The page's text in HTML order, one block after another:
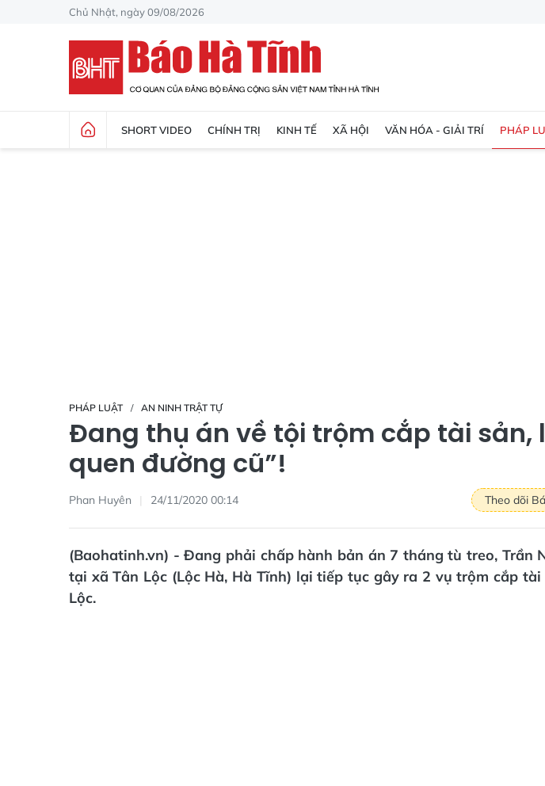
Chủ Nhật, ngày 09/08/2026
SHORT VIDEO CHÍNH TRỊ KINH TẾ XÃ HỘI VĂN HÓA - GIẢI TRÍ PHÁP
PHÁP LUẬT AN NINH TRẬT TỰ
Đang thụ án về tội trộm cắp tài sản,
quen đường cũ”!
Phan Huyên 24/11/2020 00:14 Theo dõi
(Baohatinh.vn) - Đang phải chấp hành bản án 7 tháng tù treo, Trần
tại xã Tân Lộc (Lộc Hà, Hà Tĩnh) lại tiếp tục gây ra 2 vụ trộm cắp
Lộc.